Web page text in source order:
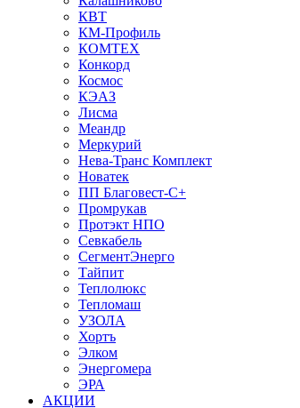
КВТ
КМ-Профиль
КОМТЕХ
Конкорд
Космос
КЭАЗ
Лисма
Меандр
Меркурий
Нева-Транс Комплект
Новатек
ПП Благовест-С+
Промрукав
Протэкт НПО
Севкабель
СегментЭнерго
Тайпит
Теплолюкс
Тепломаш
УЗОЛА
Хортъ
Элком
Энергомера
ЭРА
АКЦИИ